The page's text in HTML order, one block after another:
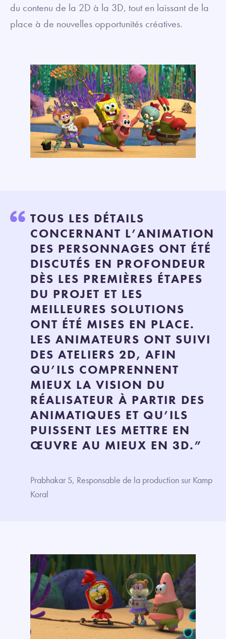
du contenu de la 2D à la 3D, tout en laissant de la
place à de nouvelles opportunités créatives.
TOUS LES DÉTAILS
CONCERNANT L’ANIMATION
DES PERSONNAGES ONT ÉTÉ
DISCUTÉS EN PROFONDEUR
DÈS LES PREMIÈRES ÉTAPES
DU PROJET ET LES
MEILLEURES SOLUTIONS
ONT ÉTÉ MISES EN PLACE.
LES ANIMATEURS ONT SUIVI
DES ATELIERS 2D, AFIN
QU’ILS COMPRENNENT
MIEUX LA VISION DU
RÉALISATEUR À PARTIR DES
ANIMATIQUES ET QU’ILS
PUISSENT LES METTRE EN
ŒUVRE AU MIEUX EN 3D.”
Prabhakar S, Responsable de la production sur Kamp
Koral